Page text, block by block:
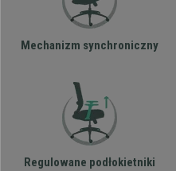
Mechanizm synchroniczny
Regulowane podłokietniki